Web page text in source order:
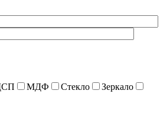
МДФ Стекло
Зеркало